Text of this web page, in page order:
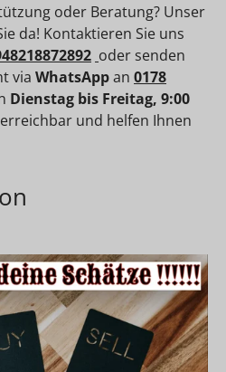
oder Beratung? Unser
da! Kontaktieren Sie uns
oder senden
via WhatsAppan 0178
Dienstag bis Freitag, 9:00
und helfen Ihnen